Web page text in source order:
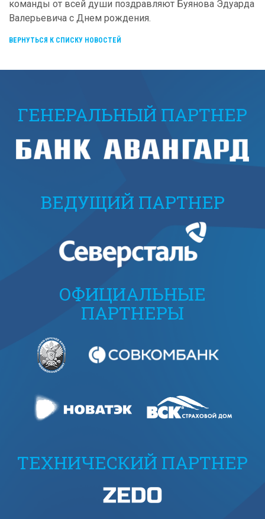
команды от всей души поздравляют Буянова Эдуарда
Валерьевича с Днем рождения.
ВЕРНУТЬСЯ К СПИСКУ НОВОСТЕЙ
ГЕНЕРАЛЬНЫЙ ПАРТНЕР
ВЕДУЩИЙ ПАРТНЕР
ОФИЦИАЛЬНЫЕ
ПАРТНЕРЫ
ТЕХНИЧЕСКИЙ ПАРТНЕР